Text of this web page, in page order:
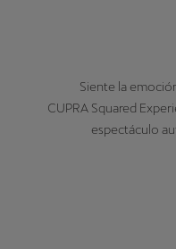
Siente la
CUPRA Squared
espectáculo